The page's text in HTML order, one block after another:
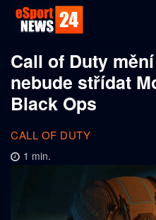
Call of Duty
nebude střídat
Black Ops
CALL OF DUTY
1 min.